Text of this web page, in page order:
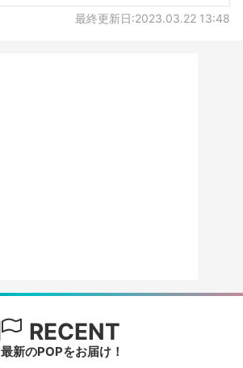
最終更新日:2023.03.22 13:48
RECENT
最新のPOPをお届け！